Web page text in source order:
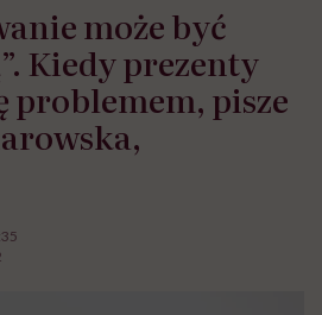
może być
Kiedy prezenty
problemem, pisze